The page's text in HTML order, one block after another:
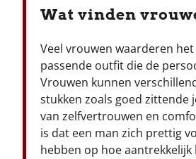
Wat vinden
Veel vrouwen waarderen
passende outfit die de
Vrouwen kunnen
stukken zoals goed zittende
van zelfvertrouwen en
is dat een man zich prettig
hebben op hoe